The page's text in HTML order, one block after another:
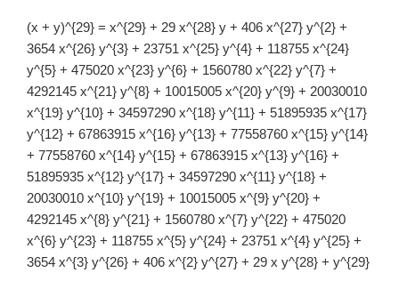
(x + y)^{29} = x^{29} + 29 x^{28} y + 406 x^{27} y^{2} +
3654 x^{26} y^{3} + 23751 x^{25} y^{4} + 118755 x^{24}
y^{5} + 475020 x^{23} y^{6} + 1560780 x^{22} y^{7} +
4292145 x^{21} y^{8} + 10015005 x^{20} y^{9} + 20030010
x^{19} y^{10} + 34597290 x^{18} y^{11} + 51895935 x^{17}
y^{12} + 67863915 x^{16} y^{13} + 77558760 x^{15} y^{14}
+ 77558760 x^{14} y^{15} + 67863915 x^{13} y^{16} +
51895935 x^{12} y^{17} + 34597290 x^{11} y^{18} +
20030010 x^{10} y^{19} + 10015005 x^{9} y^{20} +
4292145 x^{8} y^{21} + 1560780 x^{7} y^{22} + 475020
x^{6} y^{23} + 118755 x^{5} y^{24} + 23751 x^{4} y^{25} +
3654 x^{3} y^{26} + 406 x^{2} y^{27} + 29 x y^{28} + y^{29}